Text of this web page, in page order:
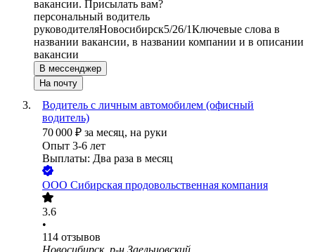
вакансии. Присылать вам?
персональный водитель
руководителяНовосибирск5/26/1Ключевые слова в
названии вакансии, в названии компании и в описании
вакансии
В мессенджер
На почту
Водитель с личным автомобилем (офисный
водитель)
70 000 ₽ за месяц, на руки
Опыт 3-6 лет
Выплаты: Два раза в месяц
ООО Сибирская продовольственная компания
3.6
•
114 отзывов